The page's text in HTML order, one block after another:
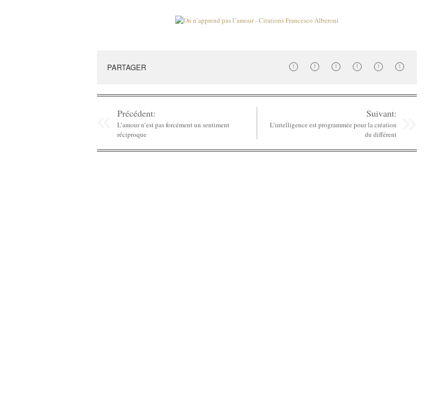
PARTAGER
Précédent:
L’amour n’est pas forcément un sentiment
réciproque
Suivant:
L’intelligence est programmée pour la création
du différent